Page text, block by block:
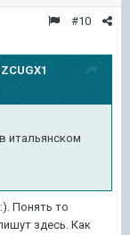
#10
итальянском
Понять то
здесь. Как